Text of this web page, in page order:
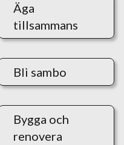
Äga
tillsammans
Bli sambo
Bygga och
renovera